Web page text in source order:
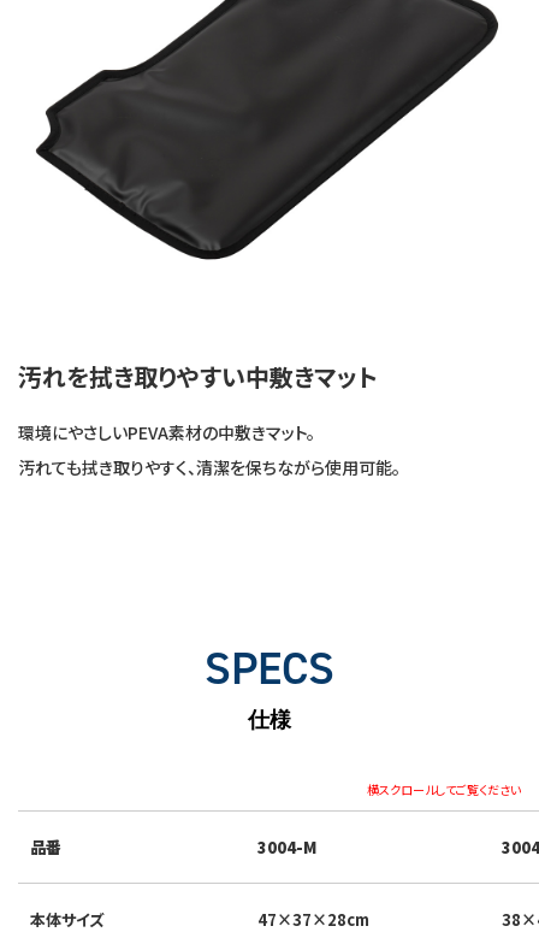
汚れを拭き取りやすい中敷きマット
環境にやさしいPEVA素材の中敷きマット。
汚れても拭き取りやすく、清潔を保ちながら使用可能。
SPECS
仕様
横スクロールしてご覧ください
品番 3004-M
本体サイズ 47×37×28cm